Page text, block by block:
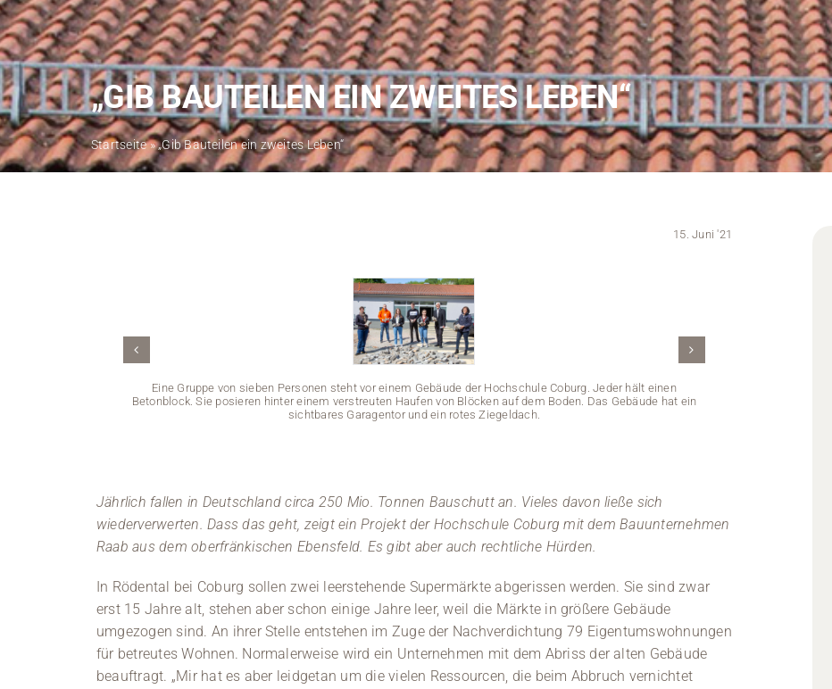
Kontakt
Medien
Stellenangebote
News
„GIB BAUTEILEN EIN ZWEITES LEBEN“
Startseite»„Gib Bauteilen ein zweites Leben“
15. Juni '21
Eine Gruppe von sieben Personen steht vor einem Gebäude der Hochschule Coburg. Jeder hält einen
Betonblock. Sie posieren hinter einem verstreuten Haufen von Blöcken auf dem Boden. Das Gebäude hat ein
sichtbares Garagentor und ein rotes Ziegeldach.
Eine Person im
Jährlich fallen in Deutschland circa 250 Mio. Tonnen Bauschutt an. Vieles davon ließe sich
wiederverwerten. Dass das geht, zeigt ein Projekt der Hochschule Coburg mit dem Bauunternehmen
Raab aus dem oberfränkischen Ebensfeld. Es gibt aber auch rechtliche Hürden.
In Rödental bei Coburg sollen zwei leerstehende Supermärkte abgerissen werden. Sie sind zwar
erst 15 Jahre alt, stehen aber schon einige Jahre leer, weil die Märkte in größere Gebäude
umgezogen sind. An ihrer Stelle entstehen im Zuge der Nachverdichtung 79 Eigentumswohnungen
für betreutes Wohnen. Normalerweise wird ein Unternehmen mit dem Abriss der alten Gebäude
beauftragt. „Mir hat es aber leidgetan um die vielen Ressourcen, die beim Abbruch vernichtet